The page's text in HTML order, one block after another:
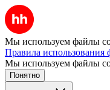
Мы используем файлы
Правила использования
Мы используем файлы
Понятно